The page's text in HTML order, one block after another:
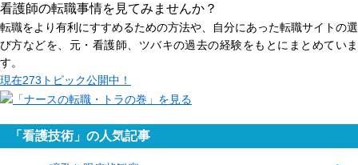
看護師の転職事情を見てみませんか？
転職をより有利にすすめるための方法や、自分にあった転職サイトの選
び方などを、元・看護師、ツバキの過去の経験をもとにまとめていま
す。
現在273トピック公開中！
「看護技術」の人気記事